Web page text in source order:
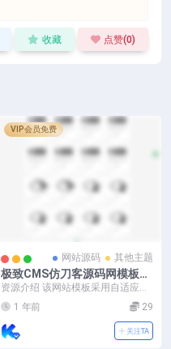
收藏 点赞(0)
VIP会员免费
网站源码 其他主题
极致CMS仿刀客源码网模板图
片壁纸线报资讯分享资源网通
用网站模板
资源介绍 该网站模板采用自适应设
计，每个栏目（模块）的筛选都不
一样，可在后台模块...
1 年前 29
关注TA